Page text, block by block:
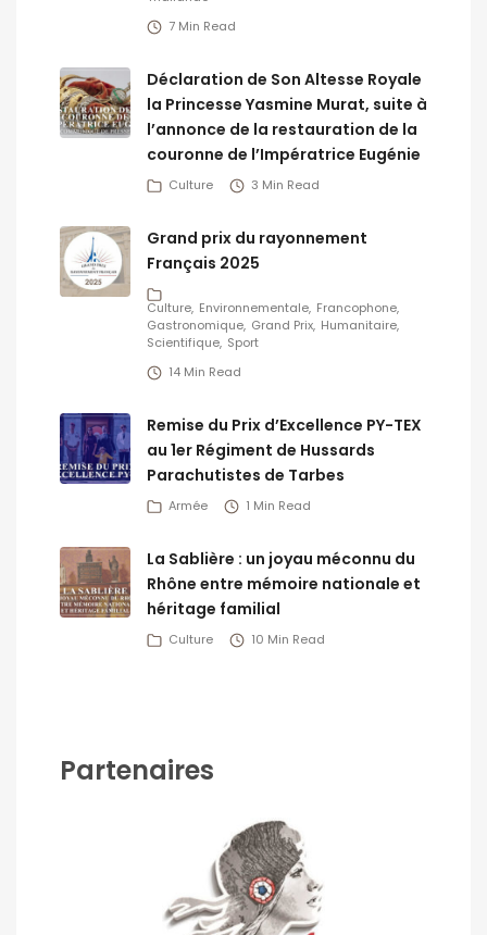
7 Min Read
Déclaration de Son Altesse Royale
la Princesse Yasmine Murat, suite à
l’annonce de la restauration de la
couronne de l’Impératrice Eugénie
Culture 3 Min Read
Grand prix du rayonnement
Français 2025
Culture Environnementale Francophone
Gastronomique Grand Prix Humanitaire
Scientifique Sport
14 Min Read
Remise du Prix d’Excellence PY-TEX
au 1er Régiment de Hussards
Parachutistes de Tarbes
Armée 1 Min Read
La Sablière : un joyau méconnu du
Rhône entre mémoire nationale et
héritage familial
Culture 10 Min Read
Partenaires